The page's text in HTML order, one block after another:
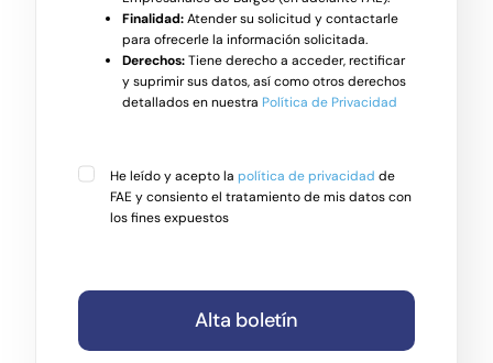
Finalidad:Atender su solicitud y contactarle
para ofrecerle la información solicitada.
Derechos:Tiene derecho a acceder, rectificar
y suprimir sus datos, así como otros derechos
detallados en nuestra Política de Privacidad
He leído y acepto la política de privacidad de
FAE y consiento el tratamiento de mis datos con
los fines expuestos
Alta boletín